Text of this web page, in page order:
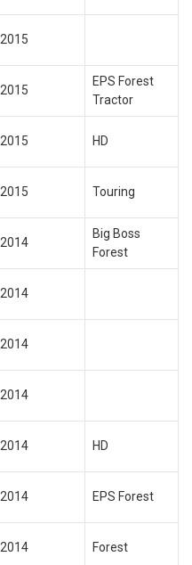
2015
2015
EPS Forest
Tractor
2015 HD
2015 Touring
2014
Big Boss
Forest
2014
2014
2014
2014 HD
2014 EPS Forest
2014 Forest